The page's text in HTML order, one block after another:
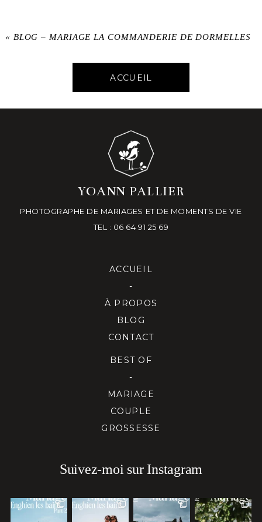
« BLOG – MARIAGE LA COMMANDERIE DE DORMELLES
ACCUEIL
YOANN PALLIER
PHOTOGRAPHE DE MARIAGES ET DE MOMENTS DE VIE
TEL : 06 64 91 25 69
ACCUEIL
-
À PROPOS
BLOG
CONTACT
BEST OF
-
MARIAGE
COUPLE
GROSSESSE
Suivez-moi sur Instagram